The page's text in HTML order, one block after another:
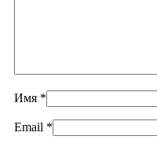
Имя *
Email *